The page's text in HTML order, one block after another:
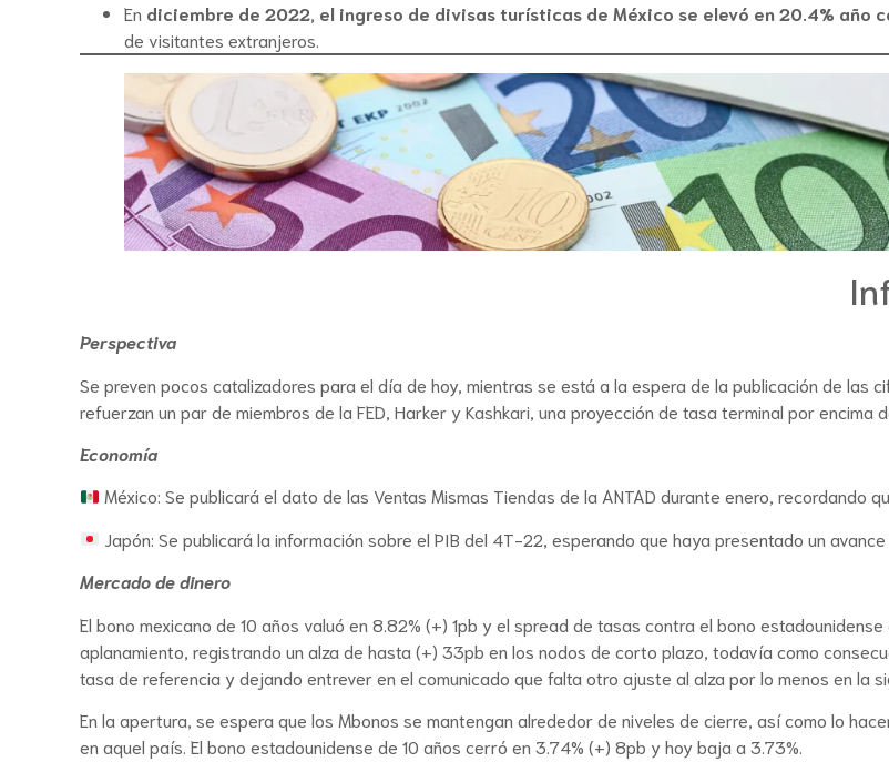
En diciembre de 2022, el ingreso de divisas turísticas de México se elevó en 20.4% año
de visitantes extranjeros.
Perspectiva
Se preven pocos catalizadores para el día de hoy, mientras se está a la espera de la publicación de las
refuerzan un par de miembros de la FED, Harker y Kashkari, una proyección de tasa terminal por encima
Economía
México: Se publicará el dato de las Ventas Mismas Tiendas de la ANTAD durante enero, recordando
Japón: Se publicará la información sobre el PIB del 4T-22, esperando que haya presentado un
Mercado de dinero
El bono mexicano de 10 años valuó en 8.82% (+) 1pb y el spread de tasas contra el bono
aplanamiento, registrando un alza de hasta (+) 33pb en los nodos de corto plazo, todavía como
tasa de referencia y dejando entrever en el comunicado que falta otro ajuste al alza por lo menos en la
En la apertura, se espera que los Mbonos se mantengan alrededor de niveles de cierre, así como lo
en aquel país. El bono estadounidense de 10 años cerró en 3.74% (+) 8pb y hoy baja a 3.73%.